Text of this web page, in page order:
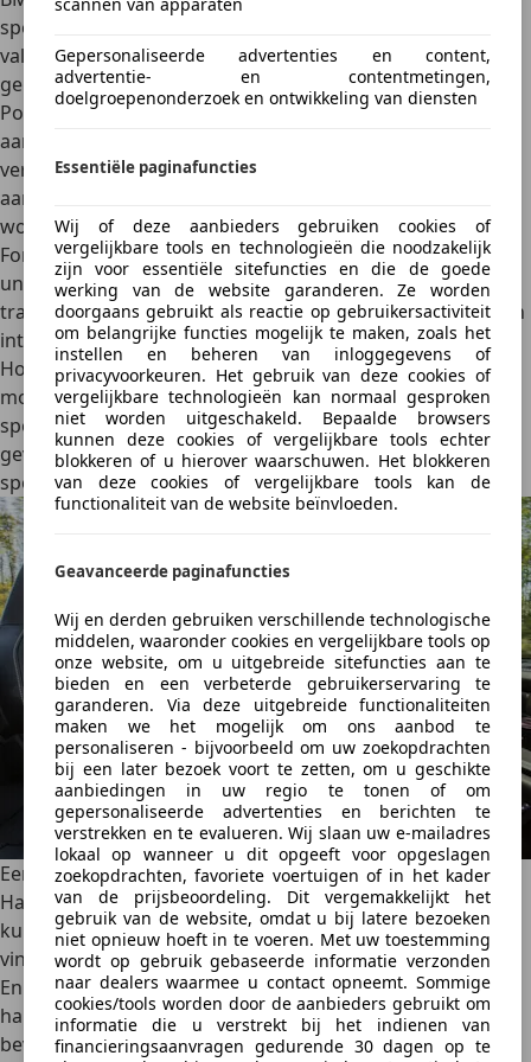
scannen van apparaten
Gepersonaliseerde advertenties en content,
advertentie- en contentmetingen,
doelgroepenonderzoek en ontwikkeling van diensten
Essentiële paginafuncties
Wij of deze aanbieders gebruiken cookies of
vergelijkbare tools en technologieën die noodzakelijk
zijn voor essentiële sitefuncties en die de goede
werking van de website garanderen. Ze worden
doorgaans gebruikt als reactie op gebruikersactiviteit
om belangrijke functies mogelijk te maken, zoals het
instellen en beheren van inloggegevens of
privacyvoorkeuren. Het gebruik van deze cookies of
vergelijkbare technologieën kan normaal gesproken
niet worden uitgeschakeld. Bepaalde browsers
kunnen deze cookies of vergelijkbare tools echter
blokkeren of u hierover waarschuwen. Het blokkeren
van deze cookies of vergelijkbare tools kan de
functionaliteit van de website beïnvloeden.
Geavanceerde paginafuncties
Wij en derden gebruiken verschillende technologische
middelen, waaronder cookies en vergelijkbare tools op
onze website, om u uitgebreide sitefuncties aan te
bieden en een verbeterde gebruikerservaring te
garanderen. Via deze uitgebreide functionaliteiten
maken we het mogelijk om ons aanbod te
personaliseren - bijvoorbeeld om uw zoekopdrachten
bij een later bezoek voort te zetten, om u geschikte
aanbiedingen in uw regio te tonen of om
gepersonaliseerde advertenties en berichten te
verstrekken en te evalueren. Wij slaan uw e-mailadres
lokaal op wanneer u dit opgeeft voor opgeslagen
zoekopdrachten, favoriete voertuigen of in het kader
van de prijsbeoordeling. Dit vergemakkelijkt het
gebruik van de website, omdat u bij latere bezoeken
niet opnieuw hoeft in te voeren. Met uw toestemming
wordt op gebruik gebaseerde informatie verzonden
naar dealers waarmee u contact opneemt. Sommige
cookies/tools worden door de aanbieders gebruikt om
informatie die u verstrekt bij het indienen van
financieringsaanvragen gedurende 30 dagen op te
sportieve modellen, zoals de
vallen op door hun precisie en duurzame bouwkwaliteit,
gericht op liefhebbers van sportief rijden.
Porschebiedt optioneel handgeschakelde transmissies
aan in de
versnellingsbak heeft het beroemde merk een unieke
aanpak waarbij zowel sportiviteit als brandstofefficiëntie
wordt gecombineerd.
Ford
integreert in sportmodellen zoals deMustangeen
unieke, robuuste handgeschakelde transmissie. Met deze
transmissies richt Ford zich volledig op pure kracht en een
intense rijervaring, vooral in de krachtige V8-modellen.
Hondastaat met de handgeschakelde transmissie in
modellen zoals de Civic Type Rbekend om zijn precisie en
sportiviteit. De korte schakelpook en het mechanische
gevoel maken de handbak populair onder liefhebbers van
sportief rijden.
Een uitstervende kunst
Handmatig schakelen is een geliefde, maar uitstervende
kunst. Wie de connectie met de auto en de weg belangrijk
vindt, kan niet om de handgeschakelde transmissie heen.
En hoewel er ook nadelen aan verbonden zijn, is de
handbak eenbetaalbare, betrouwbare en vooral
bevredigende keuzevoor bestuurders die graag in